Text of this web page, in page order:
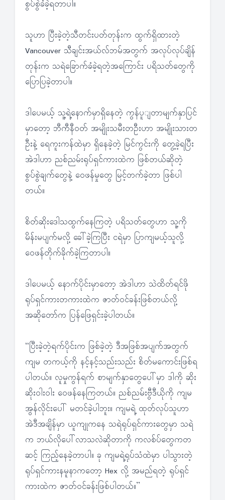
စွပ်စွဲခံခဲ့ရတာပါ။
သူဟာ ပြီးခဲ့တဲ့သီတင်းပတ်တုန်းက ထွက်ရှိထားတဲ့
Vancouver သီချင်းအယ်လ်ဘမ်အတွက် အလုပ်လုပ်ချိန်
တုန်းက သရဲခြောက်ခံခဲ့ရတဲ့အကြောင်း ပရိသတ်တွေကို
ပြောပြခဲ့တာပါ။
ဒါပေမယ့် သူ့ရဲ့နောက်မှာရှိနေတဲ့ ကွန်ပူျတာမျက်နှာပြင်
မှာတော့ ဘီကီနီဝတ် အမျိုးသမီးတဦးဟာ အမျိုးသားတ
ဦးနဲ့ ရေကူးကန်ထဲမှာ ရှိနေခဲ့တဲ့ မြင်ကွင်းကို တွေ့ခဲ့ရပြီး
အဲဒါဟာ ညစ်ညမ်းရုပ်ရှင်ကားထဲက ဖြစ်တယ်ဆိုတဲ့
စွပ်စွဲချက်တွေနဲ့ ဝေဖန်မှုတွေ မြင့်တက်ခဲ့တာ ဖြစ်ပါ
တယ်။
စိတ်ဆိုးဒေါသထွက်နေကြတဲ့ ပရိသတ်တွေဟာ သူ့ကို
မိန်းမပျက်မလို့ ခေါ်ခဲ့ကြပြီး ငရဲမှာ ပြာကျမယ့်သူလို့
ဝေဖန်တိုက်ခိုက်ခဲ့ကြတာပါ။
ဒါပေမယ့် နောက်ပိုင်းမှာတော့ အဲဒါဟာ သဲထိတ်ရင်ဖို
ရုပ်ရှင်ကားတကားထဲက ဇာတ်ဝင်ခန်းဖြစ်တယ်လို့
အဆိုတော်က ပြန်ဖြေရှင်းခဲ့ပါတယ်။
“ပြီးခဲ့တဲ့ရက်ပိုင်းက ဖြစ်ခဲ့တဲ့ ဒီအဖြစ်အပျက်အတွက်
ကျမ တကယ့်ကို နင့်နင့်သည်းသည်း စိတ်မကောင်းဖြစ်ရ
ပါတယ်။ လူမှုကွန်ရက် စာမျက်နှာတွေပေါ်မှာ ဒါကို ဆိုး
ဆိုးဝါးဝါး ဝေဖန်နေကြတယ်။ ညစ်ညမ်းဗွီဒီယိုကို ကျမ
အွန်လိုင်းပေါ် မတင်ခဲ့ပါဘူး။ ကျမရဲ့ ထုတ်လုပ်သူဟာ
အဲဒီအချိန်မှာ ယူကျုကနေ သရဲရုပ်ရှင်ကားတွေမှာ သရဲ
က ဘယ်လိုပေါ်လာသလဲဆိုတာကို ကလစ်ပ်တွေကတ
ဆင့် ကြည့်နေခဲ့တာပါ။ ခု ကျမရဲ့ရုပ်သံထဲမှာ ပါသွားတဲ့
ရုပ်ရှင်ကားနမူနာကတော့ Hex လို့ အမည်ရတဲ့ ရုပ်ရှင်
ကားထဲက ဇာတ်ဝင်ခန်းဖြစ်ပါတယ်။”